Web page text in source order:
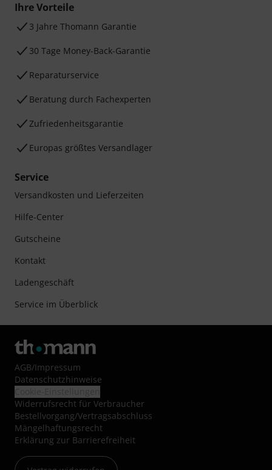
Ihre Vorteile
3 Jahre Thomann Garantie
30 Tage Money-Back-Garantie
Reparaturservice
Beratung durch Fachexperten
Zufriedenheitsgarantie
Europas größtes Versandlager
Service
Versandkosten und Lieferzeiten
Hilfe-Center
Gutscheine
Kontakt
Ladengeschäft
Service im Überblick
AGB/Impressum
Datenschutzhinweise
Widerrufsrecht für Verbraucher
Bestellvorgang/Vertragsabschluss
Mängelhaftungsrecht
Erklärung zur Barrierefreiheit